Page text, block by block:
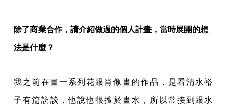
除了商業合作，請介紹做過的個人計畫，當時展開的想
法是什麼？
我之前在畫一系列花跟肖像畫的作品，是看清水裕
子有篇訪談，他說他很擅於畫水，所以常接到跟水